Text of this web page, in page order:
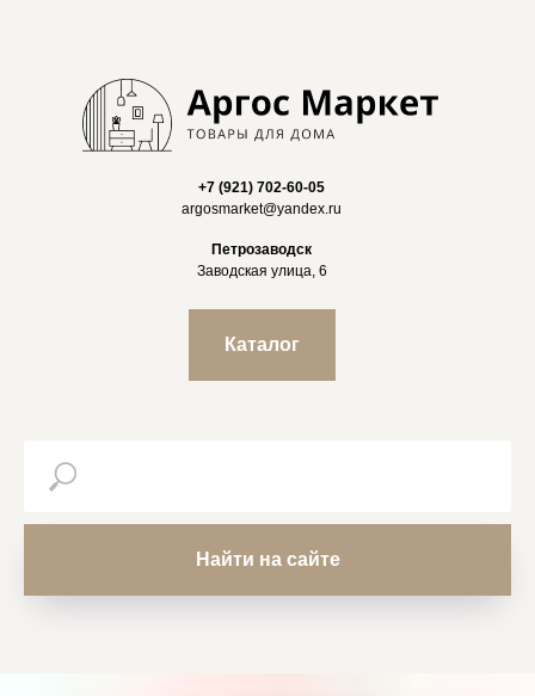
+7 (921) 702-60-05
argosmarket@yandex.ru
Петрозаводск
Заводская улица, 6
Каталог
Найти на сайте